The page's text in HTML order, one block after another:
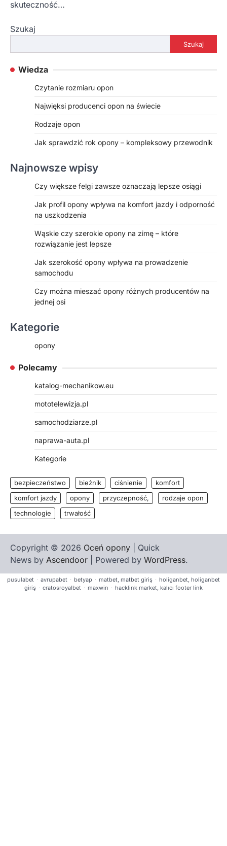
skuteczność…
Szukaj
Szukaj
Wiedza
Czytanie rozmiaru opon
Najwięksi producenci opon na świecie
Rodzaje opon
Jak sprawdzić rok opony – kompleksowy przewodnik
Najnowsze wpisy
Czy większe felgi zawsze oznaczają lepsze osiągi
Jak profil opony wpływa na komfort jazdy i odporność
na uszkodzenia
Wąskie czy szerokie opony na zimę – które
rozwiązanie jest lepsze
Jak szerokość opony wpływa na prowadzenie
samochodu
Czy można mieszać opony różnych producentów na
jednej osi
Kategorie
opony
Polecamy
katalog-mechanikow.eu
mototelewizja.pl
samochodziarze.pl
naprawa-auta.pl
Kategorie
bezpieczeństwo bieżnik ciśnienie
komfort
komfort jazdy
opony przyczepność,
rodzaje opon
technologie
trwałość
Copyright © 2026 Oceń opony | Quick
News by Ascendoor | Powered by WordPress.
pusulabet · avrupabet · betyap · matbet, matbet giriş · holiganbet, holiganbet
giriş · cratosroyalbet · maxwin · hacklink market, kalıcı footer link